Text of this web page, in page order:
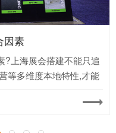
务必收藏
必收藏?国际展会是外贸人
,几万块直接打水漂.这五条